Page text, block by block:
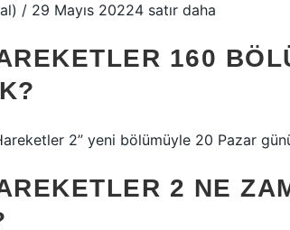
/ 29 Mayıs 20224 satır daha
160
2” yeni bölümüyle 20 Pazar
2 NE